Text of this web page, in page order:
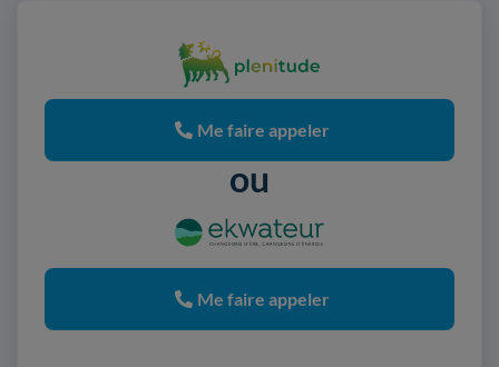
Me faire appeler
ou
Me faire appeler